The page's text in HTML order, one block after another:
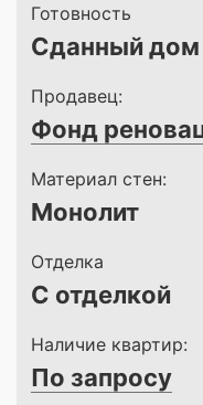
Готовность
Сданный дом
Продавец:
Фонд
Материал стен:
Монолит
Отделка
С отделкой
Наличие квартир:
По запросу